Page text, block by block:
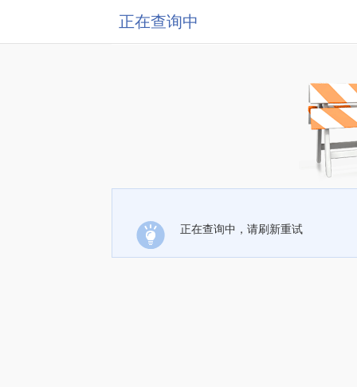
正在查询中
正在查询中，请刷新重试